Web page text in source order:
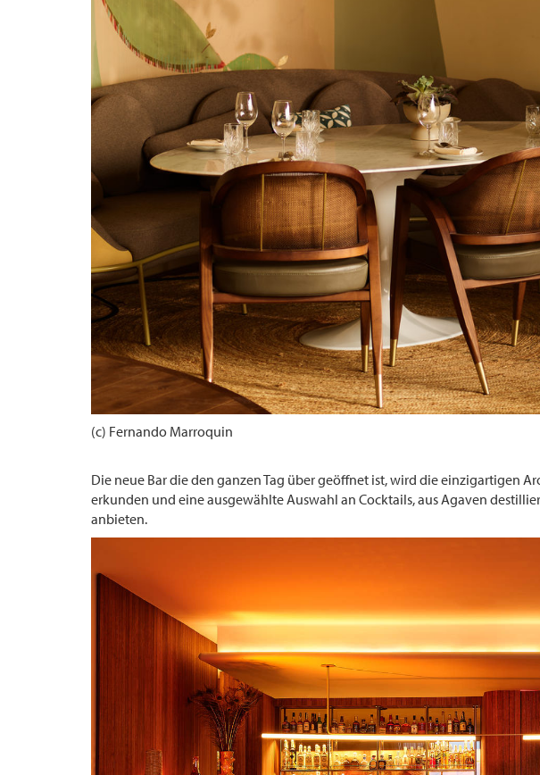
(c) Fernando Marroquin
Die neue Bar die den ganzen Tag über geöffnet ist, wird die einzigartigen
erkunden und eine ausgewählte Auswahl an Cocktails, aus Agaven
anbieten.